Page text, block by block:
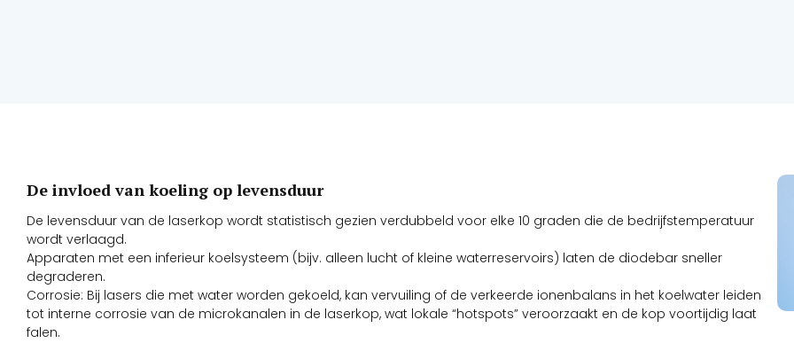
De invloed van koeling op levensduur
De levensduur van de laserkop wordt statistisch gezien verdubbeld voor elke 10 graden die de bedrijfstemperatuur
wordt verlaagd.
Apparaten met een inferieur koelsysteem (bijv. alleen lucht of kleine waterreservoirs) laten de diodebar sneller
degraderen.
Corrosie: Bij lasers die met water worden gekoeld, kan vervuiling of de verkeerde ionenbalans in het koelwater leiden
tot interne corrosie van de microkanalen in de laserkop, wat lokale “hotspots” veroorzaakt en de kop voortijdig laat
falen.